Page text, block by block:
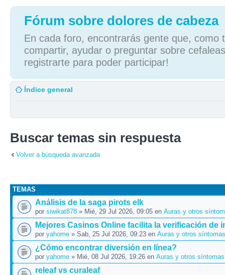
Fórum sobre dolores de cabeza
En cada foro, encontrarás gente que, como
compartir, ayudar o preguntar sobre
registrarte para poder participar!
Índice general
Buscar temas sin respuesta
Volver a búsqueda avanzada
TEMAS
Análisis de la saga pirots elk
por siwikat878 » Mié, 29 Jul 2026, 09:05 en Auras y otros
Mejores Casinos Online facilita la verificación de
por yahome » Sab, 25 Jul 2026, 09:23 en Auras y otros síntomas
¿Cómo encontrar diversión en línea?
por yahome » Mié, 08 Jul 2026, 19:26 en Auras y otros síntomas
releaf vs curaleaf